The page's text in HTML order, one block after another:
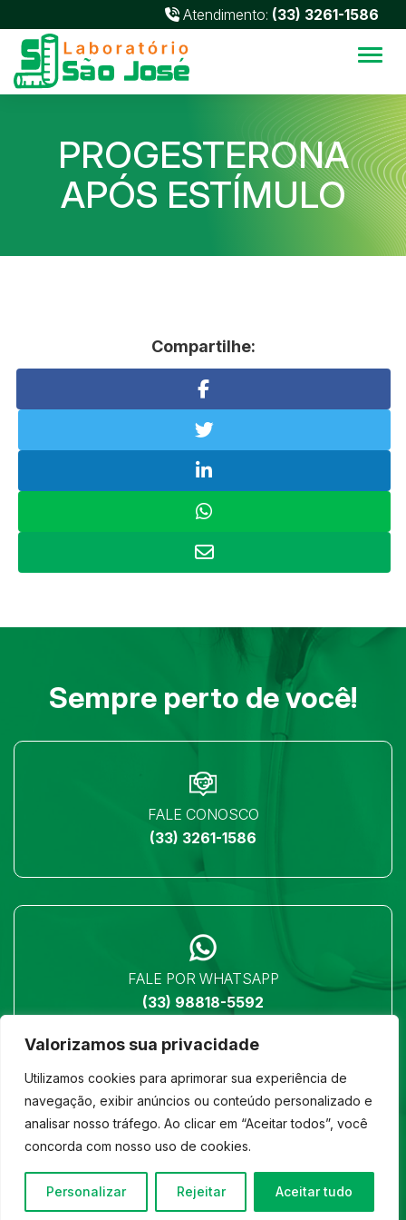
Valorizamos sua privacidade
Utilizamos cookies para aprimorar sua experiência de
navegação, exibir anúncios ou conteúdo personalizado e
analisar nosso tráfego. Ao clicar em “Aceitar todos”, você
concorda com nosso uso de cookies.
Personalizar Rejeitar Aceitar tudo
Atendimento: (33) 3261-1586
PROGESTERONA
APÓS ESTÍMULO
Compartilhe:
Sempre perto de você!
FALE CONOSCO
(33) 3261-1586
FALE POR WHATSAPP
(33) 98818-5592
LOCALIZAÇÃO